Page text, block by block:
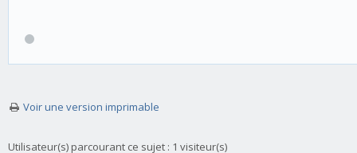
Voir une version imprimable
Utilisateur(s) parcourant ce sujet : 1 visiteur(s)